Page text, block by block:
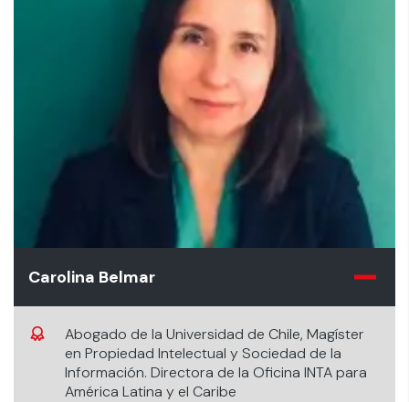
Carolina Belmar
Abogado de la Universidad de Chile, Magíster
en Propiedad Intelectual y Sociedad de la
Información. Directora de la Oficina INTA para
América Latina y el Caribe